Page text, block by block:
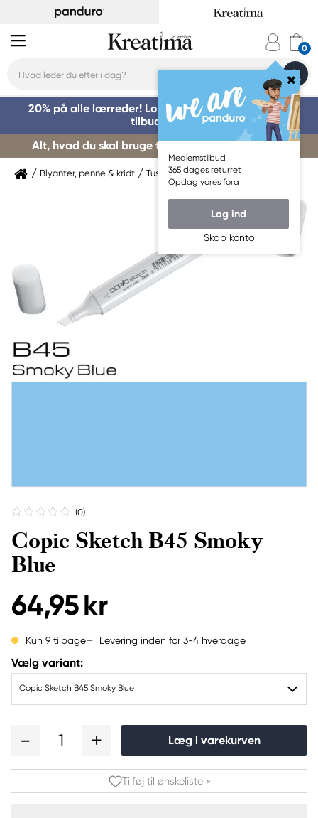
Medlemstilbud
365 dages returret
Opdag vores fora
Log ind
Skab konto
20% på alle lærreder! Log på for at benytte dig af
tilbuddet »
Alt, hvad du skal bruge til kursusstart – køb her »
Blyanter, penne & kridt Tuschpenne & markers
(0)
Copic Sketch B45 Smoky
Blue
64,95 kr
Kun 9 tilbage Levering inden for 3-4 hverdage
Vælg variant:
Copic Sketch B45 Smoky Blue
1 Læg i varekurven
Tilføj til ønskeliste »